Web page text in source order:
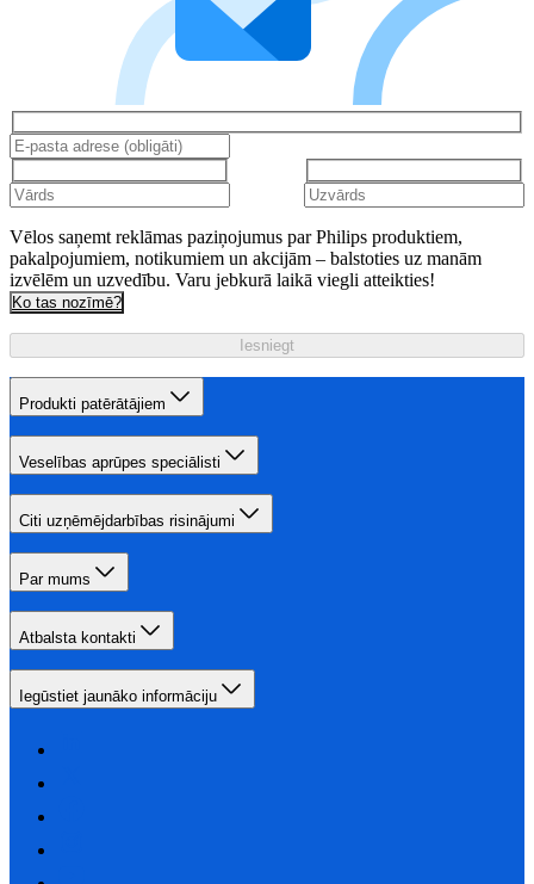
Vēlos saņemt reklāmas paziņojumus par Philips produktiem,
pakalpojumiem, notikumiem un akcijām – balstoties uz manām
izvēlēm un uzvedību. Varu jebkurā laikā viegli atteikties!
Ko tas nozīmē?
Iesniegt
Produkti patērātājiem
Veselības aprūpes speciālisti
Citi uzņēmējdarbības risinājumi
Par mums
Atbalsta kontakti
Iegūstiet jaunāko informāciju